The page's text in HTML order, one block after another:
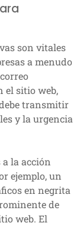
son vitales
a menudo
el sitio web,
transmitir
y la urgencia
la acción
ejemplo, un
en negrita
de
web. El